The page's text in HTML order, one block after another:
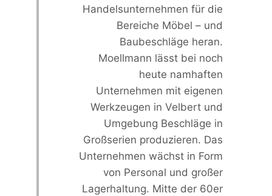
Handelsunternehmen für die
Bereiche Möbel – und
Baubeschläge heran.
Moellmann lässt bei noch
heute namhaften
Unternehmen mit eigenen
Werkzeugen in Velbert und
Umgebung Beschläge in
Großserien produzieren. Das
Unternehmen wächst in Form
von Personal und großer
Lagerhaltung. Mitte der 60er